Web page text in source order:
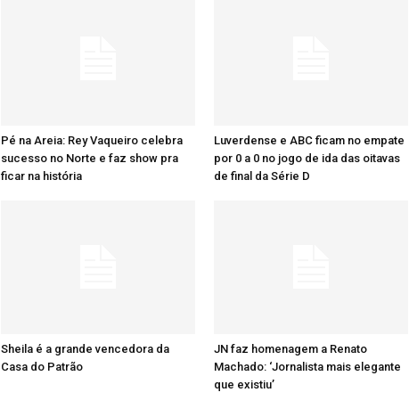
Pé na Areia: Rey Vaqueiro celebra
sucesso no Norte e faz show pra
ficar na história
Luverdense e ABC ficam no empate
por 0 a 0 no jogo de ida das oitavas
de final da Série D
Sheila é a grande vencedora da
Casa do Patrão
JN faz homenagem a Renato
Machado: ‘Jornalista mais elegante
que existiu’